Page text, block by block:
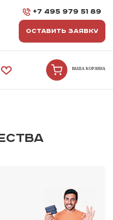
+7 495 979 51 89
ОСТАВИТЬ ЗАЯВКУ
ВАША КОРЗИНА